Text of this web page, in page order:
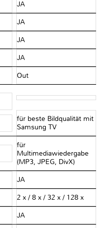
JA
JA
JA
JA
Out
für beste Bildqualität mit
Samsung TV
für
Multimediawiedergabe
(MP3, JPEG, DivX)
JA
2 x / 8 x / 32 x / 128 x
JA